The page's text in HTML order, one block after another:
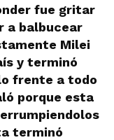
fue gritar
a balbucear
Milei
y terminó
frente a todo
porque esta
terminó